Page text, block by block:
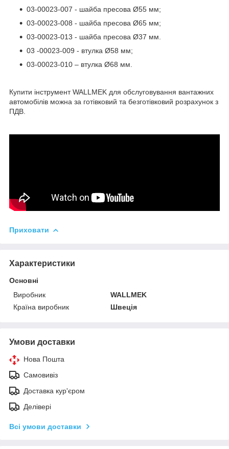
03-00023-007 - шайба пресова Ø55 мм;
03-00023-008 - шайба пресова Ø65 мм;
03-00023-013 - шайба пресова Ø37 мм.
03 -00023-009 - втулка Ø58 мм;
03-00023-010 – втулка Ø68 мм.
Купити інструмент WALLMEK для обслуговування вантажних
автомобілів можна за готівковий та безготівковий розрахунок з
ПДВ.
Приховати
Характеристики
Основні
Виробник
WALLMEK
Країна виробник
Швеція
Умови доставки
Нова Пошта
Самовивіз
Доставка кур'єром
Делівері
Всі умови доставки